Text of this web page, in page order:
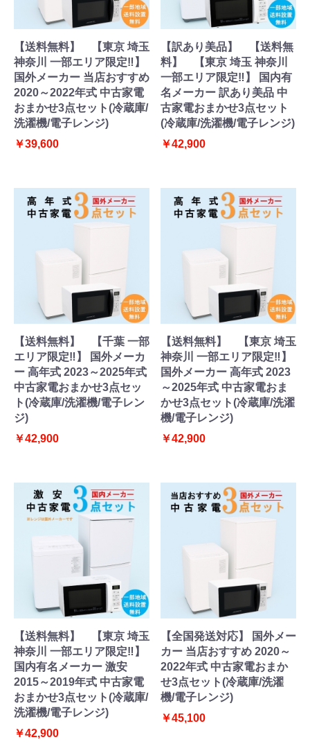
【送料無料】 【東京 埼玉
神奈川 一部エリア限定‼】
国外メーカー 当店おすすめ
2020～2022年式 中古家電
おまかせ3点セット(冷蔵庫/
洗濯機/電子レンジ)
￥39,600
【訳あり美品】 【送料無
料】 【東京 埼玉 神奈川
一部エリア限定‼】 国内有
名メーカー 訳あり美品 中
古家電おまかせ3点セット
(冷蔵庫/洗濯機/電子レンジ)
￥42,900
【送料無料】 【千葉 一部
エリア限定‼】 国外メーカ
ー 高年式 2023～2025年式
中古家電おまかせ3点セッ
ト(冷蔵庫/洗濯機/電子レン
ジ)
￥42,900
【送料無料】 【東京 埼玉
神奈川 一部エリア限定‼】
国外メーカー 高年式 2023
～2025年式 中古家電おま
かせ3点セット(冷蔵庫/洗濯
機/電子レンジ)
￥42,900
【送料無料】 【東京 埼玉
神奈川 一部エリア限定‼】
国内有名メーカー 激安
2015～2019年式 中古家電
おまかせ3点セット(冷蔵庫/
洗濯機/電子レンジ)
￥42,900
【全国発送対応】 国外メー
カー 当店おすすめ 2020～
2022年式 中古家電おまか
せ3点セット(冷蔵庫/洗濯
機/電子レンジ)
￥45,100